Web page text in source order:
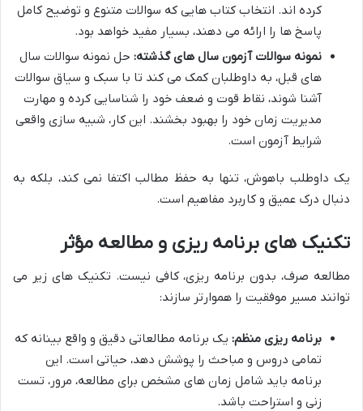
کرده اند. انتخاب کتاب هایی که سوالات متنوع و توضیح کامل
پاسخ ها را ارائه می دهند، بسیار مفید خواهد بود.
نمونه سوالات آزمون سال های گذشته: حل نمونه سوالات سال
های قبل، به داوطلبان کمک می کند تا با سبک و سیاق سوالات
آشنا شوند، نقاط قوت و ضعف خود را شناسایی کرده و مهارت
مدیریت زمان خود را بهبود بخشند. این کار، شبیه سازی واقعی
شرایط آزمون است.
یک داوطلب باهوش، تنها به حفظ مطالب اکتفا نمی کند، بلکه به
دنبال درک عمیق و کاربرد مفاهیم است.
تکنیک های برنامه ریزی و مطالعه مؤثر
مطالعه صرف، بدون برنامه ریزی، کافی نیست. تکنیک های زیر می
توانند مسیر موفقیت را هموارتر سازند:
برنامه ریزی منظم: یک برنامه مطالعاتی دقیق و واقع بینانه که
تمامی دروس و مباحث را پوشش دهد، حیاتی است. این
برنامه باید شامل زمان های مشخص برای مطالعه، مرور، تست
زنی و استراحت باشد.